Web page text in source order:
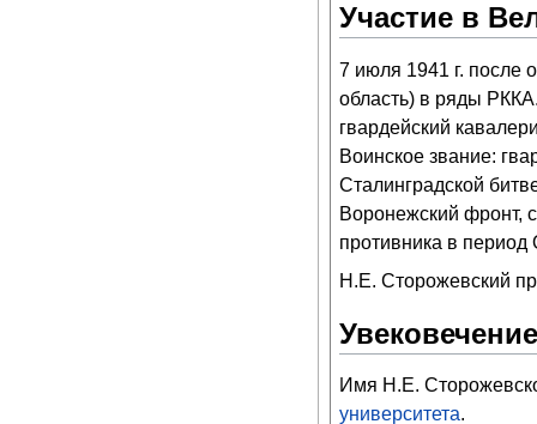
Участие в
7 июля 1941 г. после
область) в ряды
гвардейский
Воинское звание:
Сталинградской
Воронежский фронт,
противника в
Н.Е. Сторожевский
Имя Н.Е.
университета.